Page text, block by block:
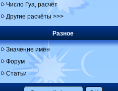
Число Гуа, расчёт
Другие расчёты >>>
Разное
Значение имён
Форум
Статьи